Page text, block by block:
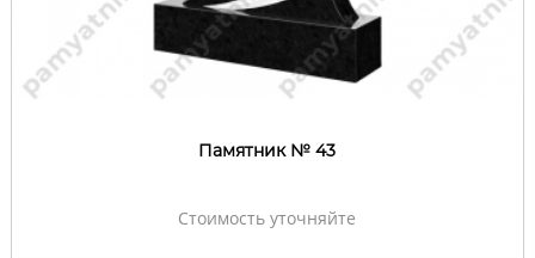
Памятник № 43
Стоимость уточняйте